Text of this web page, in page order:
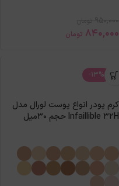
840,000 تومان
-13%
کرم پودر انواع پوست لورال مدل
Infaillible 32H حجم 30میل